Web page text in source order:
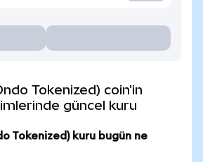
Tokenized) coin'in
güncel kuru
Tokenized) kuru bugün ne